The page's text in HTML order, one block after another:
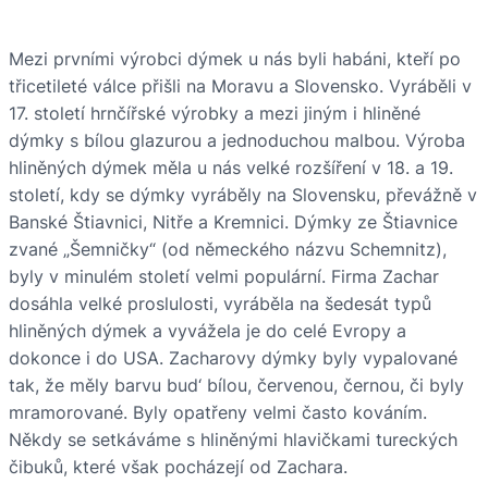
Mezi prvními výrobci dýmek u nás byli habáni, kteří po
třicetileté válce přišli na Moravu a Slovensko. Vyráběli v
17. století hrnčířské výrobky a mezi jiným i hliněné
dýmky s bílou glazurou a jednoduchou malbou. Výroba
hliněných dýmek měla u nás velké rozšíření v 18. a 19.
století, kdy se dýmky vyráběly na Slovensku, převážně v
Banské Štiavnici, Nitře a Kremnici. Dýmky ze Štiavnice
zvané „Šemničky“ (od německého názvu Schemnitz),
byly v minulém století velmi populární. Firma Zachar
dosáhla velké proslulosti, vyráběla na šedesát typů
hliněných dýmek a vyvážela je do celé Evropy a
dokonce i do USA. Zacharovy dýmky byly vypalované
tak, že měly barvu bud‘ bílou, červenou, černou, či byly
mramorované. Byly opatřeny velmi často kováním.
Někdy se setkáváme s hliněnými hlavičkami tureckých
čibuků, které však pocházejí od Zachara.